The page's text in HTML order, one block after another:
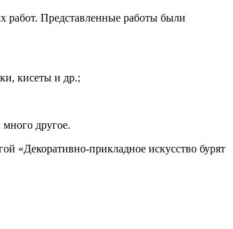
работ. Представленные работы были
кисеты и др.;
другое.
«Декоративно-прикладное искусство бурят